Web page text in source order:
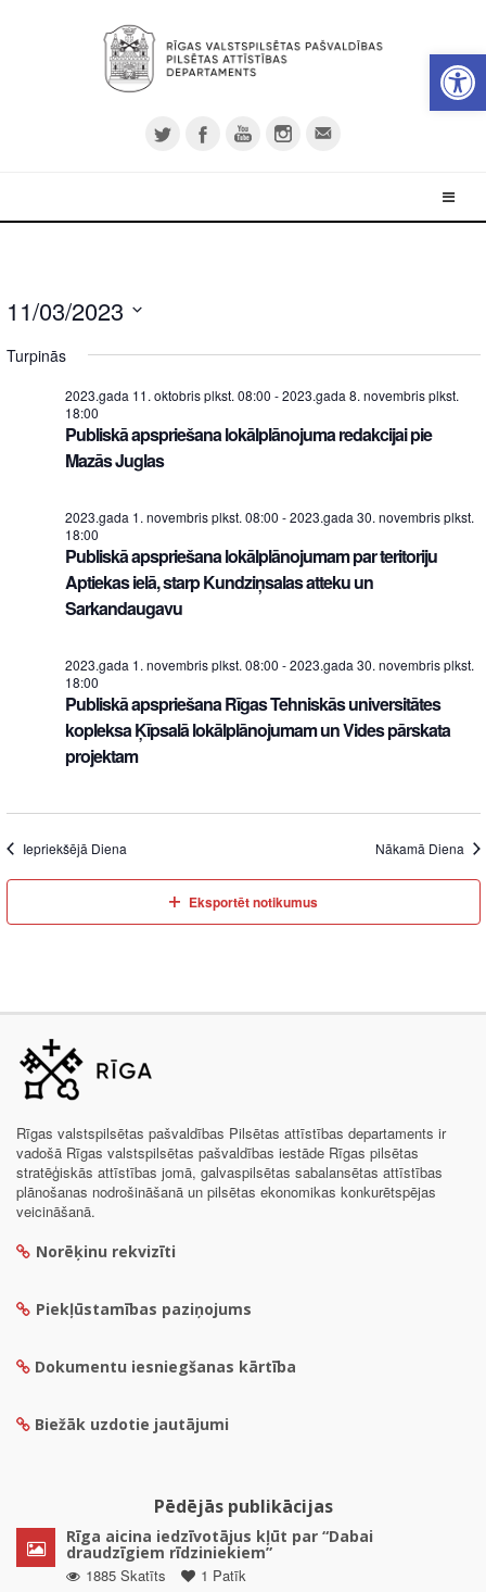
11/03/2023
date.
Turpinās
2023.gada 11. oktobris plkst. 08:00 -2023.gada 8. novembris plkst.
18:00
Publiskā apspriešana lokālplānojuma redakcijai pie
Mazās Juglas
2023.gada 1. novembris plkst. 08:00 -2023.gada 30. novembris plkst.
18:00
Publiskā apspriešana lokālplānojumam par teritoriju
Aptiekas ielā, starp Kundziņsalas atteku un
Sarkandaugavu
2023.gada 1. novembris plkst. 08:00 -2023.gada 30. novembris plkst.
18:00
Publiskā apspriešana Rīgas Tehniskās universitātes
kopleksa Ķīpsalā lokālplānojumam un Vides pārskata
projektam
Iepriekšējā Diena Nākamā Diena
Eksportēt notikumus
Rīgas valstspilsētas pašvaldības Pilsētas attīstības departaments ir
vadošā Rīgas valstspilsētas pašvaldības iestāde Rīgas pilsētas
stratēģiskās attīstības jomā, galvaspilsētas sabalansētas attīstības
plānošanas nodrošināšanā un pilsētas ekonomikas konkurētspējas
veicināšanā.
Norēķinu rekvizīti
Piekļūstamības paziņojums
Dokumentu iesniegšanas kārtība
Biežāk uzdotie jautājumi
Pēdējās publikācijas
Rīga aicina iedzīvotājus kļūt par “Dabai
draudzīgiem rīdziniekiem”
1885 Skatīts
1 Patīk